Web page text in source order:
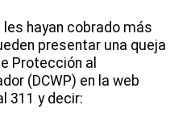
hayan cobrado más
presentar una queja
Protección al
(DCWP) en la web
311 y decir: